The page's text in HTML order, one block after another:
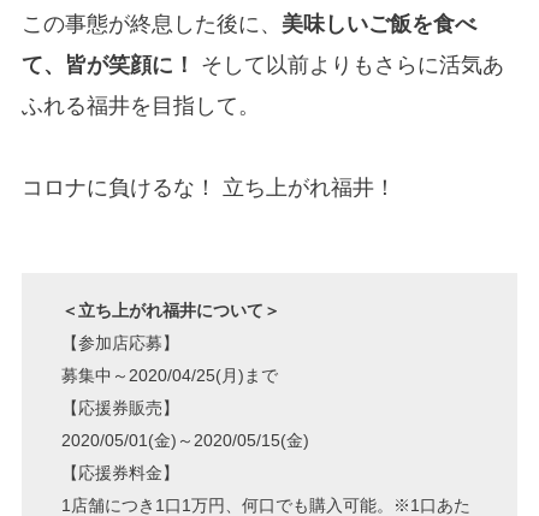
この事態が終息した後に、 美味しいご飯を食べ
て、皆が笑顔に！
そして以前よりもさらに活気あ
ふれる福井を目指して。
コロナに負けるな！ 立ち上がれ福井！
＜立ち上がれ福井について＞
【参加店応募】
募集中～2020/04/25(月)まで
【応援券販売】
2020/05/01(金)～2020/05/15(金)
【応援券料金】
1店舗につき1口1万円、何口でも購入可能。※1口あた